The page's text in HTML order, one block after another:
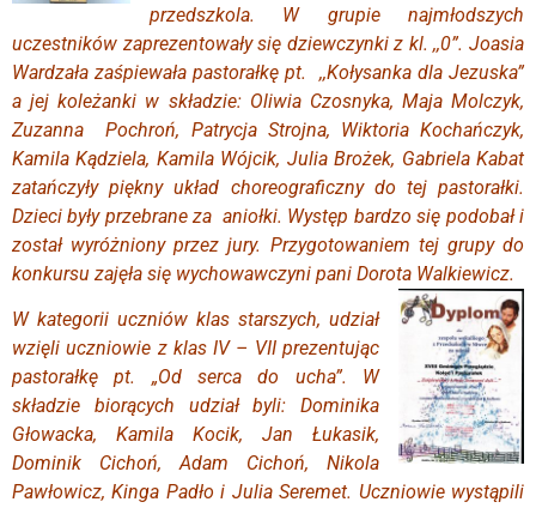
przedszkola. W grupie najmłodszych
uczestników zaprezentowały się dziewczynki z kl. ,,0”. Joasia
Wardzała zaśpiewała pastorałkę pt. ,,Kołysanka dla Jezuska”
a jej koleżanki w składzie: Oliwia Czosnyka, Maja Molczyk,
Zuzanna Pochroń, Patrycja Strojna, Wiktoria Kochańczyk,
Kamila Kądziela, Kamila Wójcik, Julia Brożek, Gabriela Kabat
zatańczyły piękny układ choreograficzny do tej pastorałki.
Dzieci były przebrane za aniołki. Występ bardzo się podobał i
został wyróżniony przez jury. Przygotowaniem tej grupy do
konkursu zajęła się wychowawczyni pani Dorota Walkiewicz.
W kategorii uczniów klas starszych, udział
wzięli uczniowie z klas IV – VII prezentując
pastorałkę pt. „Od serca do ucha”. W
składzie biorących udział byli: Dominika
Głowacka, Kamila Kocik, Jan Łukasik,
Dominik Cichoń, Adam Cichoń, Nikola
Pawłowicz, Kinga Padło i Julia Seremet. Uczniowie wystąpili